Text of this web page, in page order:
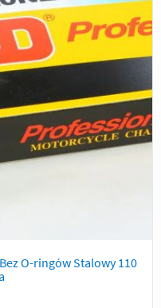
O-ringów Stalowy 110